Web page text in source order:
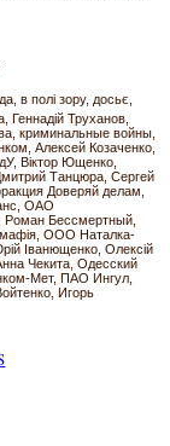
в полі зору досьє
Геннадій Труханов
криминальные войны
Алексей Козаченко
Віктор Ющенко
Танцюра Сергей
Доверяй делам
ОАО
Роман Бессмертный
мафія ООО Наталка-
Іванющенко Олексій
Чекита Одесский
Мет ПАО Ингул
Игорь